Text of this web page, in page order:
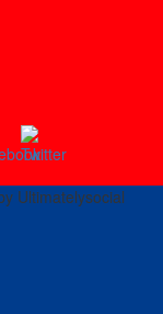
Ultimatelysocial